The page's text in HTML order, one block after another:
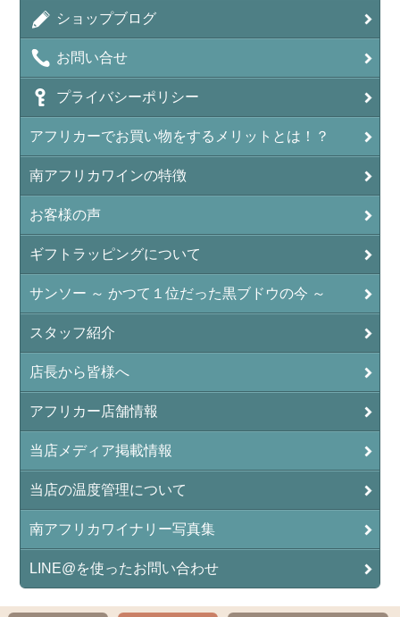
ショップブログ
お問い合せ
プライバシーポリシー
アフリカーでお買い物をするメリットとは！？
南アフリカワインの特徴
お客様の声
ギフトラッピングについて
サンソー ～ かつて１位だった黒ブドウの今 ～
スタッフ紹介
店長から皆様へ
アフリカー店舗情報
当店メディア掲載情報
当店の温度管理について
南アフリカワイナリー写真集
LINE@を使ったお問い合わせ